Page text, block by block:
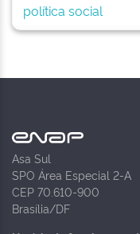
política social
Asa Sul
SPO Área Especial 2-A
CEP 70.610-900
Brasília/DF